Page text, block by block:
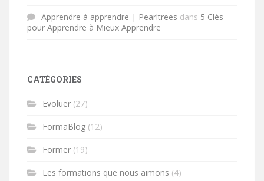
Apprendre à apprendre | Pearltrees dans 5 Clés
pour Apprendre à Mieux Apprendre
CATÉGORIES
Evoluer (27)
FormaBlog (12)
Former (19)
Les formations que nous aimons (4)